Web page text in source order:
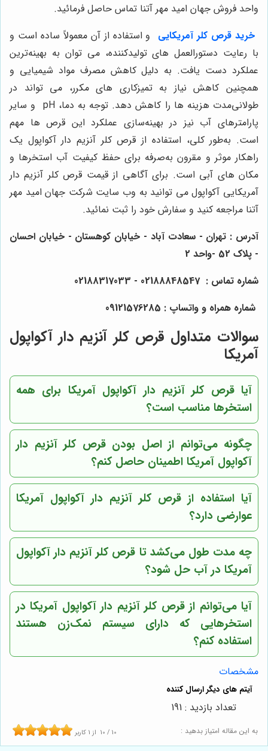
واحد فروش جهان امید مهر آتنا تماس حاصل فرمائید.
خرید قرص کلر آمریکایی و استفاده از آن معمولاً ساده است و
با رعایت دستورالعمل های تولیدکننده، می توان به بهینه‌ترین
عملکرد دست یافت. به دلیل کاهش مصرف مواد شیمیایی و
همچنین کاهش نیاز به تمیزکاری های مکرر، می تواند در
طولانی‌مدت هزینه ها را کاهش دهد. توجه به دما، pH
و سایر
پارامترهای آب نیز در بهینه‌سازی عملکرد این قرص ها مهم
است. به‌طور کلی، استفاده از قرص کلر آنزیم دار آکواپول یک
راهکار موثر و مقرون به‌صرفه برای حفظ کیفیت آب استخرها و
مکان های آبی است. برای آگاهی از قیمت قرص کلر آنزیم دار
آمریکایی آکواپول می توانید به وب سایت شرکت جهان امید مهر
آتنا مراجعه کنید و سفارش خود را ثبت نمائید.
آدرس : تهران - سعادت آباد - خیابان کوهستان - خیابان احسان
- پلاک 52 -واحد 2
شماره تماس : 02188848547 - 02188317033
شماره همراه و واتساپ : 09121576285
سوالات متداول قرص کلر آنزیم دار آکواپول
آمریکا
آیا قرص کلر آنزیم دار آکواپول آمریکا برای همه
استخرها مناسب است؟
چگونه می‌توانم از اصل بودن قرص کلر آنزیم دار
آکواپول آمریکا اطمینان حاصل کنم؟
آیا استفاده از قرص کلر آنزیم دار آکواپول آمریکا
عوارضی دارد؟
چه مدت طول می‌کشد تا قرص کلر آنزیم دار آکواپول
آمریکا در آب حل شود؟
آیا می‌توانم از قرص کلر آنزیم دار آکواپول آمریکا در
استخرهایی که دارای سیستم نمک‌زن هستند
استفاده کنم؟
مشخصات
به این مقاله امتیاز بدهید : 10 / 10 از 1 کاربر
تعداد بازدید : 191